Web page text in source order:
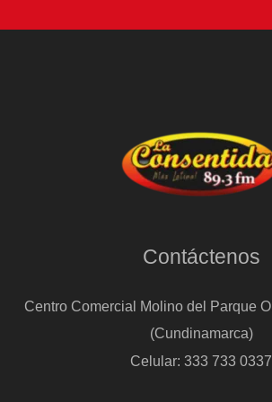
Contáctenos
Centro Comercial Molino del Parque
(Cundinamarca)
Celular: 333 733 0337